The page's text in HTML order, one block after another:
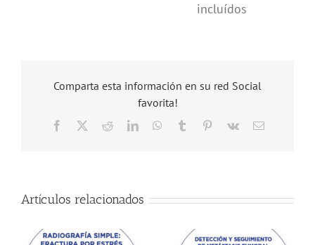
incluídos
Comparta esta información en su red Social
favorita!
Facebook RedditLinkedInWhatsApp
Tumblr Pinterest
Vk
Correo
Artículos relacionados